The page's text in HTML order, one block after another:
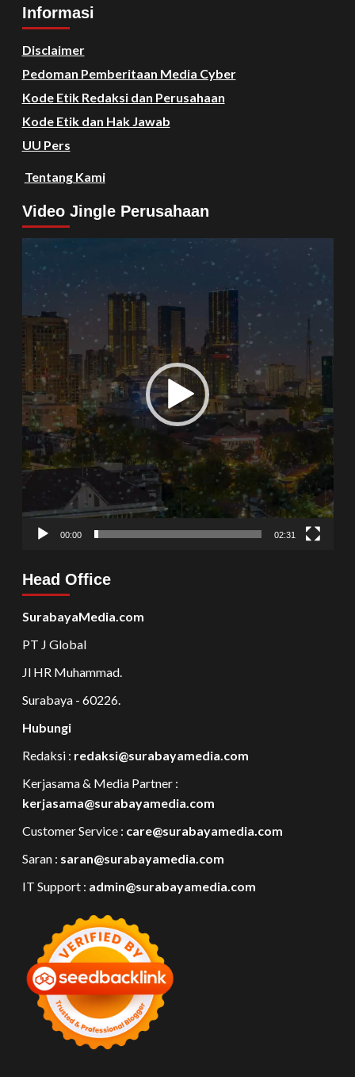
Informasi
Disclaimer
Pedoman Pemberitaan Media Cyber
Kode Etik Redaksi dan Perusahaan
Kode Etik dan Hak Jawab
UU Pers
Tentang Kami
Video Jingle Perusahaan
Video
Player
00:00 02:31
Head Office
SurabayaMedia.com
PT J Global
Jl HR Muhammad.
Surabaya - 60226.
Hubungi
Redaksi : redaksi@surabayamedia.com
Kerjasama & Media Partner :
kerjasama@surabayamedia.com
Customer Service : care@surabayamedia.com
Saran : saran@surabayamedia.com
IT Support : admin@surabayamedia.com